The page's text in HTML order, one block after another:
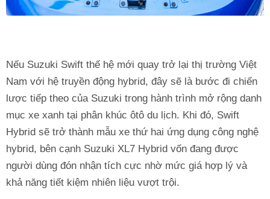
Nếu Suzuki Swift thế hệ mới quay trở lại thị trường Việt
Nam với hệ truyền động hybrid, đây sẽ là bước đi chiến
lược tiếp theo của Suzuki trong hành trình mở rộng danh
mục xe xanh tại phân khúc ôtô du lịch. Khi đó, Swift
Hybrid sẽ trở thành mẫu xe thứ hai ứng dụng công nghệ
hybrid, bên cạnh Suzuki XL7 Hybrid vốn đang được
người dùng đón nhận tích cực nhờ mức giá hợp lý và
khả năng tiết kiệm nhiên liệu vượt trội.